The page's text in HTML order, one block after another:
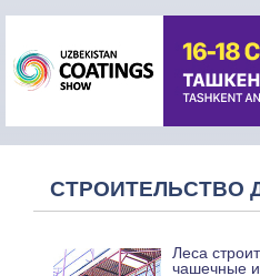
СТРОИТЕЛЬСТВО
Леса
чашечные